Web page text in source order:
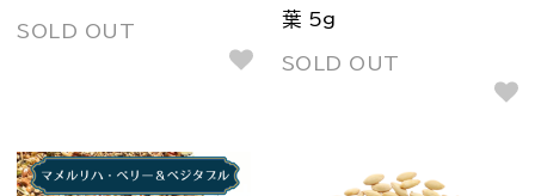
SOLD OUT
葉 5g
SOLD OUT